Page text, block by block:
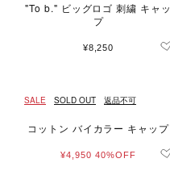
"To b." ビッグロゴ 刺繍 キャッ
プ
¥8,250
SALE SOLD OUT 返品不可
コットン バイカラー キャップ
¥4,950 40%OFF